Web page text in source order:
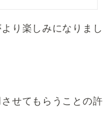
り楽しみになりまし
せてもらうことの許